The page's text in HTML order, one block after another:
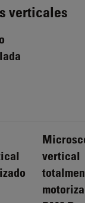
verticales
vertical